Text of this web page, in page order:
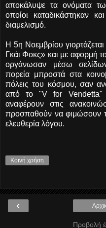
αποκάλυψε τα ονόματα
οποίοι καταδικάστηκαν
διαμελισμό.
Η 5η Νοεμβρίου
Γκάι Φοκς» και με αφορμή
οργάνωσαν μέσω
πορεία μπροστά στα
πόλεις του κόσμου, σαν
από το "V for Vendetta"
αναφέρουν στις
προσπαθούν να φιμώσουν
ελευθερία λόγου.
Κοινή χρήση
‹
Προβολή